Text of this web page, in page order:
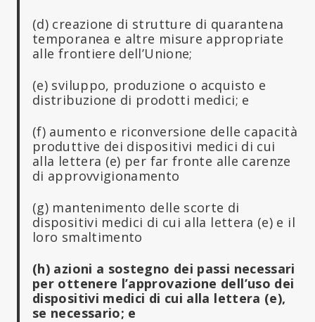
(d) creazione di strutture di quarantena
temporanea e altre misure appropriate
alle frontiere dell’Unione;
(e) sviluppo, produzione o acquisto e
distribuzione di prodotti medici; e
(f) aumento e riconversione delle capacità
produttive dei dispositivi medici di cui
alla lettera (e) per far fronte alle carenze
di approvvigionamento
(g) mantenimento delle scorte di
dispositivi medici di cui alla lettera (e) e il
loro smaltimento
(h) azioni a sostegno dei passi necessari
per ottenere l’approvazione dell’uso dei
dispositivi medici di cui alla lettera (e),
se necessario; e